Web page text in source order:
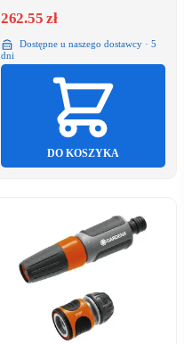
262.55 zł
Dostępne u naszego dostawcy · 5
dni
DO KOSZYKA